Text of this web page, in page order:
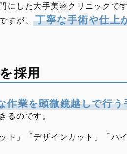
した大手美容クリニックです
すが、丁寧な手術や仕上
採用
作業を顕微鏡越しで行う
るのです。
ト」「デザインカット」「ハ